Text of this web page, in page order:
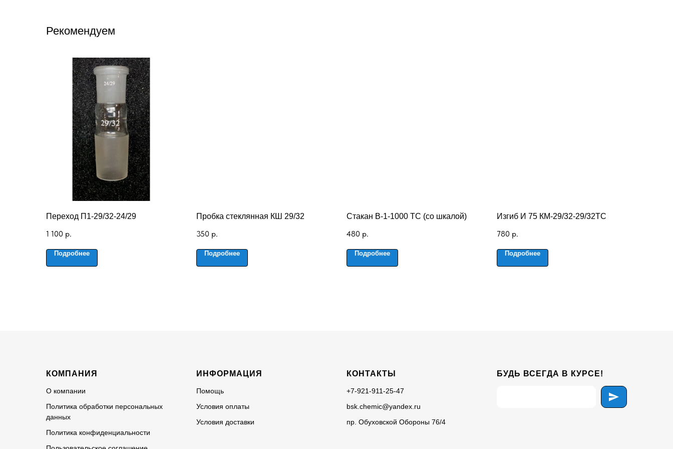
Рекомендуем
Переход П1-29/32-24/29
1 100 р.
Подробнее
Пробка стеклянная КШ 29/32
350 р.
Подробнее
Стакан В-1-1000 ТС (со шкалой)
480 р.
Подробнее
Изгиб И 75 КМ-29/32-29/32ТС
780 р.
Подробнее
КОМПАНИЯ
О компании
Политика обработки персональных
данных
Политика конфиденциальности
ИНФОРМАЦИЯ
Помощь
Условия оплаты
Условия доставки
КОНТАКТЫ
+7-921-911-25-47
bsk.chemic@yandex.ru
пр. Обуховской Обороны 76/4
БУДЬ ВСЕГДА В КУРСЕ!